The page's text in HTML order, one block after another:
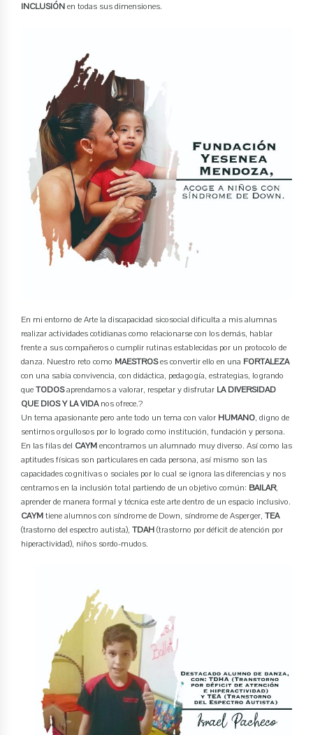
INCLUSIÓNen todas sus dimensiones.
En mi entorno de Arte la discapacidad sicosocial dificulta a mis alumnas
realizar actividades cotidianas como relacionarse con los demás, hablar
frente a sus compañeros o cumplir rutinas establecidas por un protocolo de
danza. Nuestro reto como MAESTROSes convertir ello en una FORTALEZA
con una sabia convivencia, con didáctica, pedagogía, estrategias, logrando
queTODOSaprendamos a valorar, respetar y disfrutar LA DIVERSIDAD
QUE DIOS Y LA VIDAnos ofrece.?
Un tema apasionante pero ante todo un tema con valor HUMANO, digno de
sentirnos orgullosos por lo logrado como institución, fundación y persona.
En las filas del CAYMencontramos un alumnado muy diverso. Así como las
aptitudes físicas son particulares en cada persona, así mismo son las
capacidades cognitivas o sociales por lo cual se ignora las diferencias y nos
centramos en la inclusión total partiendo de un objetivo común: BAILAR,
aprender de manera formal y técnica este arte dentro de un espacio inclusivo.
CAYMtiene alumnos con síndrome de Down, síndrome de Asperger, TEA
(trastorno del espectro autista), TDAH(trastorno por déficit de atención por
hiperactividad), niños sordo-mudos.